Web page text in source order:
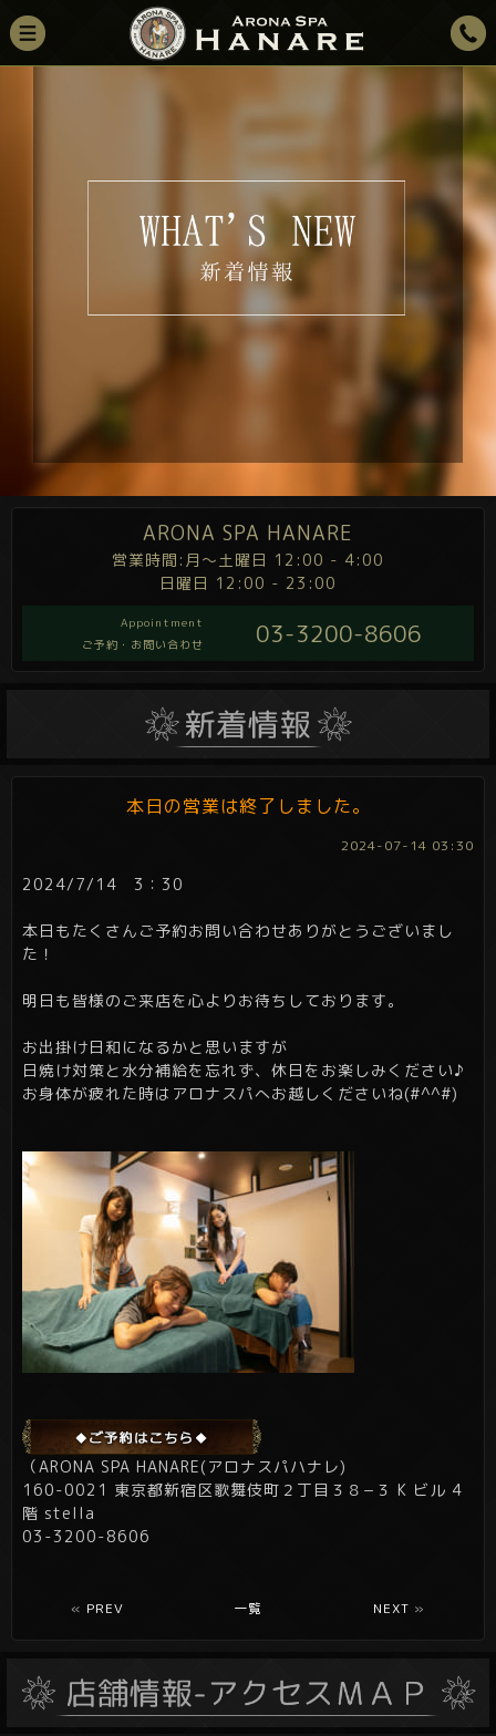
ARONA SPA HANARE
営業時間:月～土曜日 12:00 - 4:00
日曜日 12:00 - 23:00
Appointment
ご予約・お問い合わせ
03-3200-8606
本日の営業は終了しました。
2024-07-14 03:30
2024/7/14 3：30
本日もたくさんご予約お問い合わせありがとうございまし
た！
明日も皆様のご来店を心よりお待ちしております。
お出掛け日和になるかと思いますが
日焼け対策と水分補給を忘れず、休日をお楽しみください♪
お身体が疲れた時はアロナスパへお越しくださいね(#^^#)
（ARONA SPA HANARE(アロナスパハナレ)
160-0021 東京都新宿区歌舞伎町２丁目３８−３ K ビル 4
階 stella
03-3200-8606
« PREV 一覧 NEXT »